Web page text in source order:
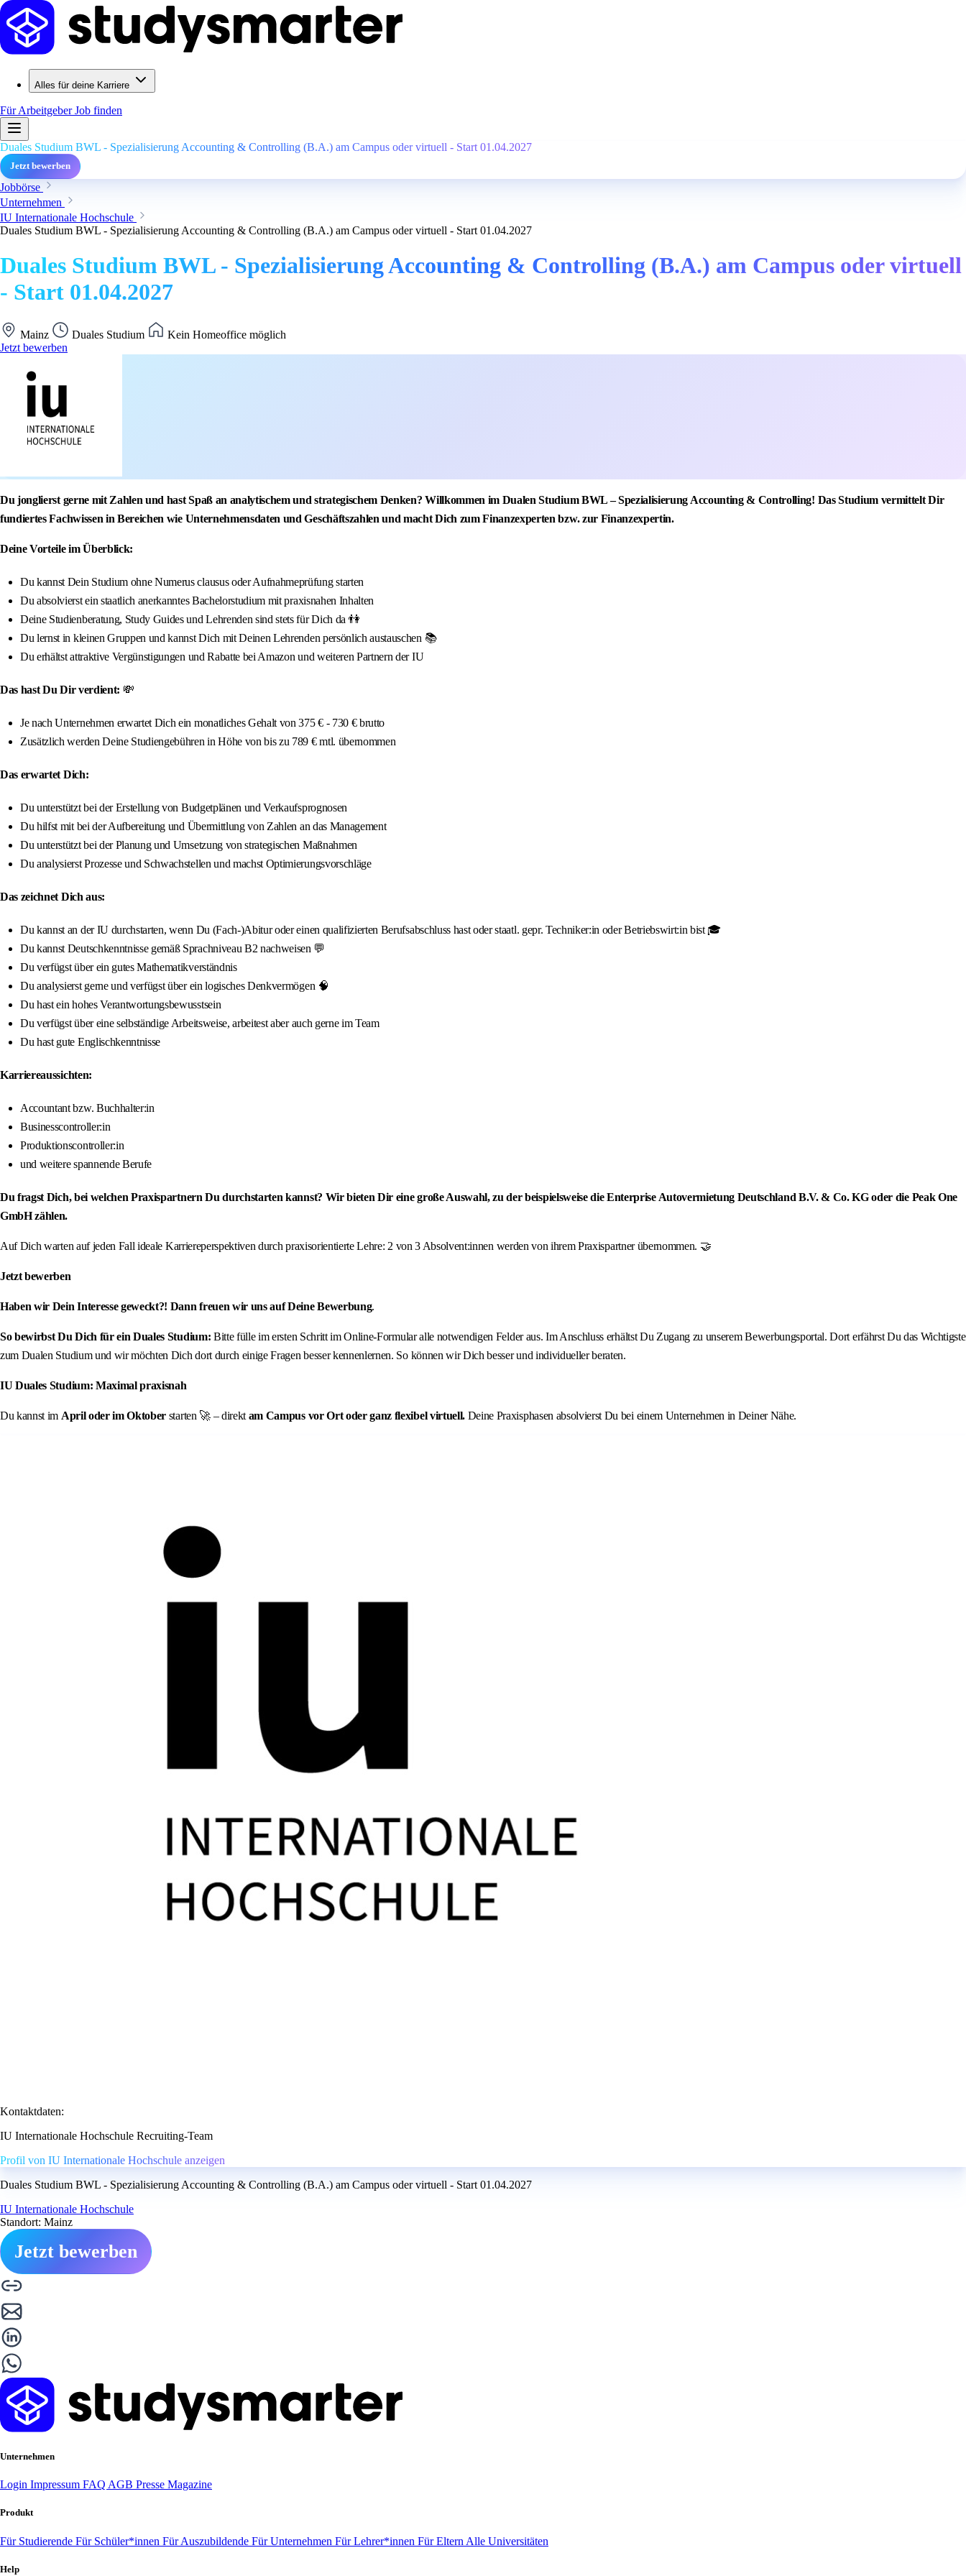
Alles für deine Karriere
Für ArbeitgeberJob finden
Duales Studium BWL - Spezialisierung Accounting & Controlling (B.A.) am Campus oder virtuell - Start 01.04.2027
Jetzt bewerben
Jobbörse
Unternehmen
IU Internationale Hochschule
Duales Studium BWL - Spezialisierung Accounting & Controlling (B.A.) am Campus oder virtuell - Start 01.04.2027
Duales Studium BWL - Spezialisierung Accounting & Controlling (B.A.) am Campus oder virtuell
- Start 01.04.2027
Mainz Duales Studium
Kein Homeoffice möglich
Jetzt bewerben
Du jonglierst gerne mit Zahlen und hast Spaß an analytischem und strategischem Denken? Willkommen im Dualen Studium BWL – Spezialisierung Accounting & Controlling! Das Studium vermittelt Dir
fundiertes Fachwissen in Bereichen wie Unternehmensdaten und Geschäftszahlen und macht Dich zum Finanzexperten bzw. zur Finanzexpertin.
Deine Vorteile im Überblick:
Du kannst Dein Studium ohne Numerus clausus oder Aufnahmeprüfung starten
Du absolvierst ein staatlich anerkanntes Bachelorstudium mit praxisnahen Inhalten
Deine Studienberatung, Study Guides und Lehrenden sind stets für Dich da 👫
Du lernst in kleinen Gruppen und kannst Dich mit Deinen Lehrenden persönlich austauschen 📚
Du erhältst attraktive Vergünstigungen und Rabatte bei Amazon und weiteren Partnern der IU
Das hast Du Dir verdient: 💸
Je nach Unternehmen erwartet Dich ein monatliches Gehalt von 375 € - 730 € brutto
Zusätzlich werden Deine Studiengebühren in Höhe von bis zu 789 € mtl. übernommen
Das erwartet Dich:
Du unterstützt bei der Erstellung von Budgetplänen und Verkaufsprognosen
Du hilfst mit bei der Aufbereitung und Übermittlung von Zahlen an das Management
Du unterstützt bei der Planung und Umsetzung von strategischen Maßnahmen
Du analysierst Prozesse und Schwachstellen und machst Optimierungsvorschläge
Das zeichnet Dich aus:
Du kannst an der IU durchstarten, wenn Du (Fach-)Abitur oder einen qualifizierten Berufsabschluss hast oder staatl. gepr. Techniker:in oder Betriebswirt:in bist 🎓
Du kannst Deutschkenntnisse gemäß Sprachniveau B2 nachweisen 💬
Du verfügst über ein gutes Mathematikverständnis
Du analysierst gerne und verfügst über ein logisches Denkvermögen 🧠
Du hast ein hohes Verantwortungsbewusstsein
Du verfügst über eine selbständige Arbeitsweise, arbeitest aber auch gerne im Team
Du hast gute Englischkenntnisse
Karriereaussichten:
Accountant bzw. Buchhalter:in
Businesscontroller:in
Produktionscontroller:in
und weitere spannende Berufe
Du fragst Dich, bei welchen Praxispartnern Du durchstarten kannst? Wir bieten Dir eine große Auswahl, zu der beispielsweise die Enterprise Autovermietung Deutschland B.V. & Co. KG oder die Peak One
GmbH zählen.
Auf Dich warten auf jeden Fall ideale Karriereperspektiven durch praxisorientierte Lehre: 2 von 3 Absolvent:innen werden von ihrem Praxispartner übernommen. 🤝
Jetzt bewerben
Haben wir Dein Interesse geweckt?! Dann freuen wir uns auf Deine Bewerbung.
So bewirbst Du Dich für ein Duales Studium: Bitte fülle im ersten Schritt im Online-Formular alle notwendigen Felder aus. Im Anschluss erhältst Du Zugang zu unserem Bewerbungsportal. Dort erfährst Du das Wichtigste
zum Dualen Studium und wir möchten Dich dort durch einige Fragen besser kennenlernen. So können wir Dich besser und individueller beraten.
IU Duales Studium: Maximal praxisnah
Du kannst im April oder im Oktober starten 🚀 – direkt am Campus vor Ort oder ganz flexibel virtuell. Deine Praxisphasen absolvierst Du bei einem Unternehmen in Deiner Nähe.
Kontaktdaten:
IU Internationale Hochschule Recruiting-Team
Profil von IU Internationale Hochschule anzeigen
Duales Studium BWL - Spezialisierung Accounting & Controlling (B.A.) am Campus oder virtuell - Start 01.04.2027
IU Internationale Hochschule
Standort: Mainz
Jetzt bewerben
Unternehmen
Login Impressum FAQ AGB Presse Magazine
Produkt
Für Studierende Für Schüler*innen Für Auszubildende Für Unternehmen Für Lehrer*innen Für Eltern Alle Universitäten
Help